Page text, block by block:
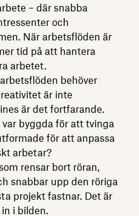
– där snabba
och
När arbetsflöden är
tid på att hantera
arbetet.
behöver
är inte
är det fortfarande.
byggda för att tvinga
för att anpassa
arbetar?
rensar bort röran,
snabbar upp den röriga
projekt fastnar. Det är
i bilden.